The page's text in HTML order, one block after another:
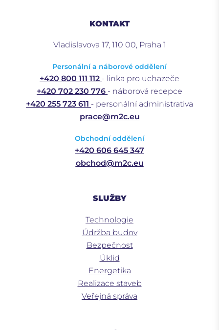
KONTAKT
Vladislavova 17, 110 00, Praha 1
Personální a náborové oddělení
+420 800 111 112 - linka pro uchazeče
+420 702 230 776 - náborová recepce
+420 255 723 611 - personální administrativa
prace@m2c.eu
Obchodní oddělení
+420 606 645 347
obchod@m2c.eu
SLUŽBY
Technologie
Údržba budov
Bezpečnost
Úklid
Energetika
Realizace staveb
Veřejná správa